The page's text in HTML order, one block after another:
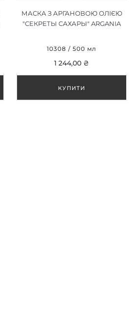
МАСКА З АРГАНОВОЮ ОЛІЄЮ
"СЕКРЕТЫ САХАРЫ" ARGANIA
10308 / 500 мл
1 244,00 ₴